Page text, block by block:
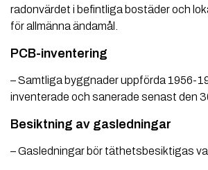
radonvärdet i befintliga bostäder och
för allmänna ändamål.
PCB-inventering
– Samtliga byggnader uppförda 1956-
inventerade och sanerade senast den
Besiktning av gasledningar
– Gasledningar bör täthetsbesiktigas